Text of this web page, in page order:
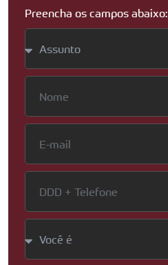
Preencha os campos abaixo: